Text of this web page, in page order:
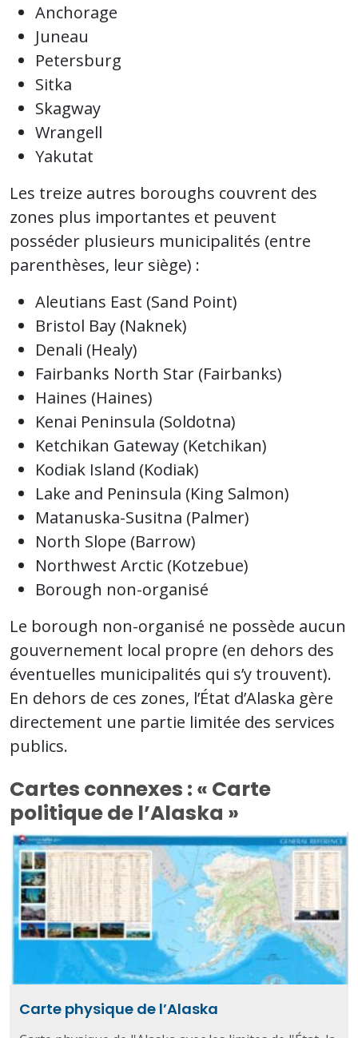
Anchorage
Juneau
Petersburg
Sitka
Skagway
Wrangell
Yakutat
Les treize autres boroughs couvrent des
zones plus importantes et peuvent
posséder plusieurs municipalités (entre
parenthèses, leur siège) :
Aleutians East (Sand Point)
Bristol Bay (Naknek)
Denali (Healy)
Fairbanks North Star (Fairbanks)
Haines (Haines)
Kenai Peninsula (Soldotna)
Ketchikan Gateway (Ketchikan)
Kodiak Island (Kodiak)
Lake and Peninsula (King Salmon)
Matanuska-Susitna (Palmer)
North Slope (Barrow)
Northwest Arctic (Kotzebue)
Borough non-organisé
Le borough non-organisé ne possède aucun
gouvernement local propre (en dehors des
éventuelles municipalités qui s’y trouvent).
En dehors de ces zones, l’État d’Alaska gère
directement une partie limitée des services
publics.
Cartes connexes : « Carte
politique de l’Alaska »
Carte physique de l’Alaska